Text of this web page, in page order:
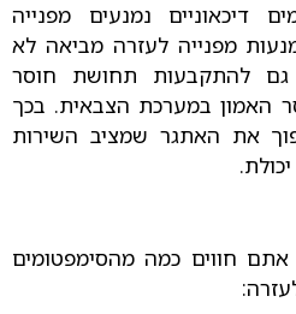
דיכאוניים נמנעים מפנייה
מפנייה לעזרה מביאה לא
להתקבעות תחושת חוסר
האמון במערכת הצבאית. בכך
את האתגר שמציב השירות
חווים כמה מהסימפטומים